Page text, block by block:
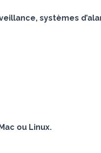
systèmes
ou Linux.